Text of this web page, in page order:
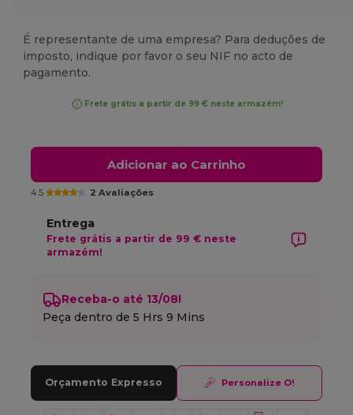
É representante de uma empresa? Para deduções de
imposto, indique por favor o seu NIF no acto de
pagamento.
Frete grátis a partir de 99 € neste armazém!
Adicionar ao Carrinho
4.5 2 Avaliações
Entrega
Frete grátis a partir de 99 € neste
armazém!
Receba-o até 13/08!
Peça dentro de5 Hrs 9 Mins
Orçamento Expresso Personalize O!